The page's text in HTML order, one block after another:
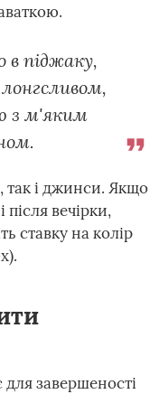
піджаку,
з м'яким
і джинси. Якщо
вечірки,
ставку на колір
завершеності